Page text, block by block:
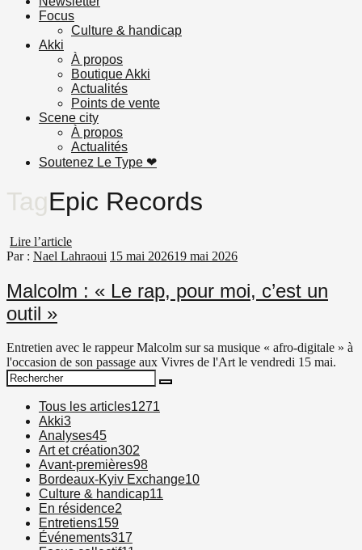
Focus
Culture & handicap
Akki
À propos
Boutique Akki
Actualités
Points de vente
Scene city
À propos
Actualités
Soutenez Le Type ❤︎
TagEpic Records
Lire l’article
Par : Nael Lahraoui 15 mai 202619 mai 2026
Malcolm : « Le rap, pour moi, c’est un
outil »
Entretien avec le rappeur Malcolm sur sa musique « afro-digitale » à
l'occasion de son passage aux Vivres de l'Art le vendredi 15 mai.
Search
for:
Search
Tous les articles1271
Akki3
Analyses45
Art et création302
Avant-premières98
Bordeaux-Kyiv Exchange10
Culture & handicap11
En résidence2
Entretiens159
Événements317